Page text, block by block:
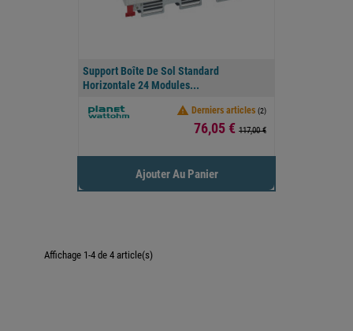
Support Boîte De Sol Standard
Horizontale 24 Modules...
 Derniers articles (2)
Prix
76,05 € 117,00 €
Ajouter Au Panier
Affichage 1-4 de 4 article(s)